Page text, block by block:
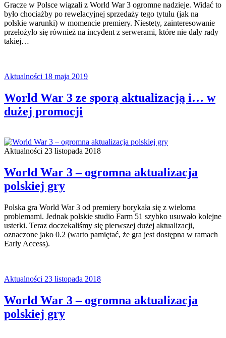
Gracze w Polsce wiązali z World War 3 ogromne nadzieje. Widać to
było chociażby po rewelacyjnej sprzedaży tego tytułu (jak na
polskie warunki) w momencie premiery. Niestety, zainteresowanie
przełożyło się również na incydent z serwerami, które nie dały rady
takiej…
Aktualności 18 maja 2019
World War 3 ze sporą aktualizacją i… w
dużej promocji
Aktualności 23 listopada 2018
World War 3 – ogromna aktualizacja
polskiej gry
Polska gra World War 3 od premiery borykała się z wieloma
problemami. Jednak polskie studio Farm 51 szybko usuwało kolejne
usterki. Teraz doczekaliśmy się pierwszej dużej aktualizacji,
oznaczone jako 0.2 (warto pamiętać, że gra jest dostępna w ramach
Early Access).
Aktualności 23 listopada 2018
World War 3 – ogromna aktualizacja
polskiej gry